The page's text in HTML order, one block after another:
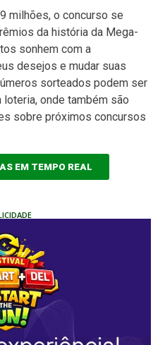
milhões, o concurso se
da história da Mega-
sonhem com a
desejos e mudar suas
sorteados podem ser
onde também são
sobre próximos concursos
EM TEMPO REAL